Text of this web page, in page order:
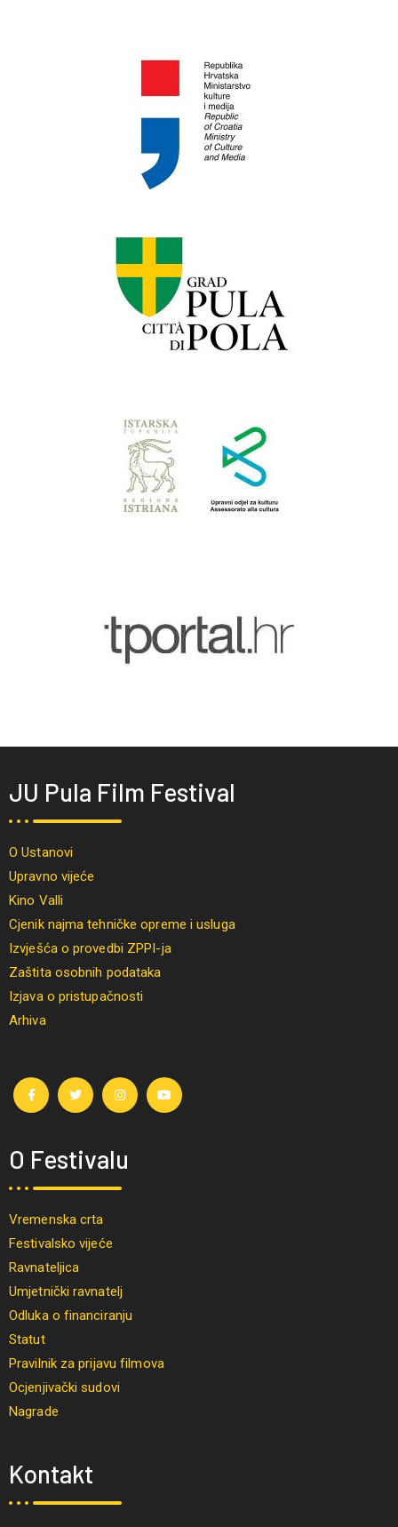
JU Pula Film Festival
O Ustanovi
Upravno vijeće
Kino Valli
Cjenik najma tehničke opreme i usluga
Izvješća o provedbi ZPPI-ja
Zaštita osobnih podataka
Izjava o pristupačnosti
Arhiva
O Festivalu
Vremenska crta
Festivalsko vijeće
Ravnateljica
Umjetnički ravnatelj
Odluka o financiranju
Statut
Pravilnik za prijavu filmova
Ocjenjivački sudovi
Nagrade
Kontakt